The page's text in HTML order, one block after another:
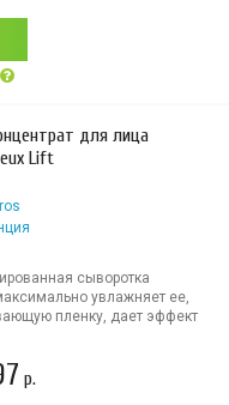
для лица
Lift
сыворотка
увлажняет ее,
пленку, дает эффект
р.